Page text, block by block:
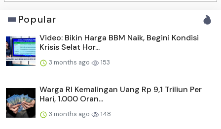
Popular
Video: Bikin Harga BBM Naik, Begini Kondisi
Krisis Selat Hor...
3 months ago 153
Warga RI Kemalingan Uang Rp 9,1 Triliun Per
Hari, 1.000 Oran...
3 months ago 148